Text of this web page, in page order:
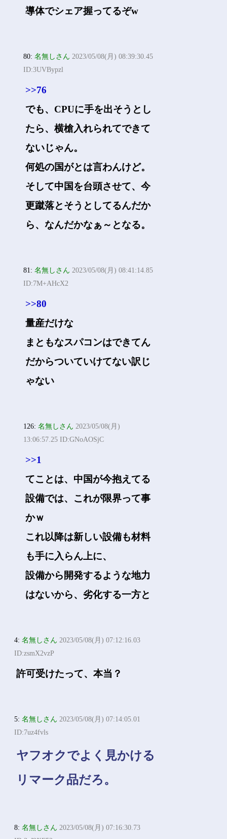
導体でシェア握ってるぞw
80:名無しさん 2023/05/08(月) 08:39:30.45
ID:3UVBypzl
>>76
でも、CPUに手を出そうとし
たら、横槍入れられてできて
ないじゃん。
何処の国がとは言わんけど。
そして中国を台頭させて、今
更蹴落とそうとしてるんだか
ら、なんだかなぁ～となる。
81:名無しさん 2023/05/08(月) 08:41:14.85
ID:7M+AHcX2
>>80
量産だけな
まともなスパコンはできてん
だからついていけてない訳じ
ゃない
126:名無しさん 2023/05/08(月)
13:06:57.25 ID:GNoAOSjC
>>1
てことは、中国が今抱えてる
設備では、これが限界って事
かｗ
これ以降は新しい設備も材料
も手に入らん上に、
設備から開発するような地力
はないから、劣化する一方と
4:名無しさん 2023/05/08(月) 07:12:16.03
ID:zsmX2vzP
許可受けたって、本当？
5:名無しさん 2023/05/08(月) 07:14:05.01
ID:7uz4fvls
ヤフオクでよく見かける
リマーク品だろ。
8:名無しさん 2023/05/08(月) 07:16:30.73